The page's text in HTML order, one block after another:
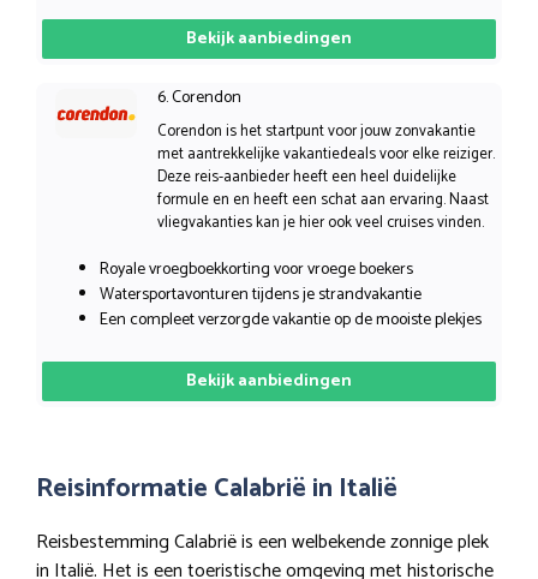
Bekijk aanbiedingen
6. Corendon
Corendon is het startpunt voor jouw zonvakantie
met aantrekkelijke vakantiedeals voor elke reiziger.
Deze reis-aanbieder heeft een heel duidelijke
formule en en heeft een schat aan ervaring. Naast
vliegvakanties kan je hier ook veel cruises vinden.
Royale vroegboekkorting voor vroege boekers
Watersportavonturen tijdens je strandvakantie
Een compleet verzorgde vakantie op de mooiste plekjes
Bekijk aanbiedingen
Reisinformatie Calabrië in Italië
Reisbestemming Calabrië is een welbekende zonnige plek
in Italië. Het is een toeristische omgeving met historische